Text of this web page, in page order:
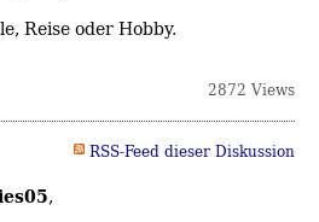
Reise oder Hobby.
2872 Views
RSS-Feed dieser Diskussion
,